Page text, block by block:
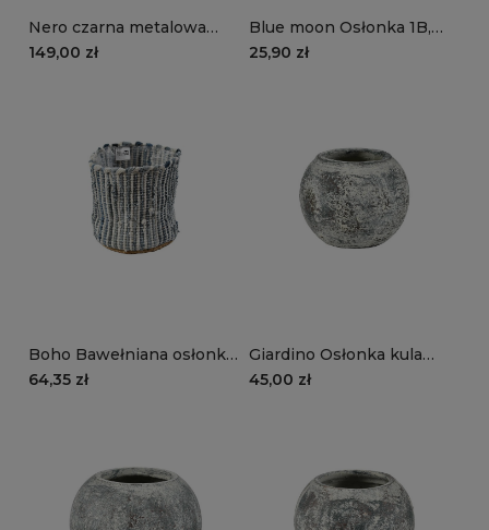
Nero czarna metalowa
osłonka na roślinę
149,00 zł
Blue moon Osłonka 1B,
fioletowa
25,90 zł
Boho Bawełniana osłonka
na doniczkę niebieska
64,35 zł
Giardino Osłonka kula
szara C
45,00 zł